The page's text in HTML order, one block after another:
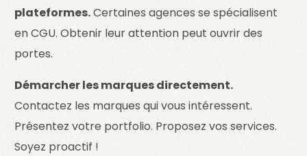
plateformes.Certaines agences se spécialisent
en CGU. Obtenir leur attention peut ouvrir des
portes.
Démarcher les marques directement.
Contactez les marques qui vous intéressent.
Présentez votre portfolio. Proposez vos services.
Soyez proactif !